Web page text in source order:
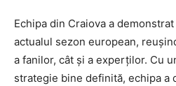
Echipa din Craiova a
actualul sezon european,
a fanilor, cât și a experților. Cu
strategie bine definită, echipa a